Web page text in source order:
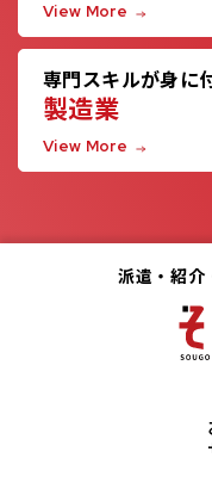
View More
専門スキルが身に
製造業
View More
派遣・紹介